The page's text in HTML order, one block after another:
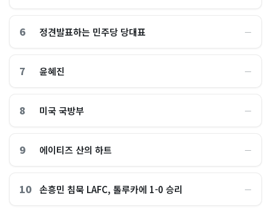
6 정견발표하는 민주당 당대표 ―
7 윤혜진 ―
8 미국 국방부 ―
9 에이티즈 산의 하트 ―
10 손흥민 침묵 LAFC, 톨루카에 1-0 승리 ―